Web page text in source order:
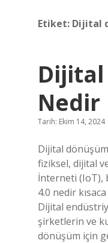
Etiket: Dijital
Nedir
Tarih: Ekim 14, 2024
Dijital
fiziksel, dijital
İnterneti (IoT),
4.0 nedir
Dijital
şirketlerin ve
dönüşüm için